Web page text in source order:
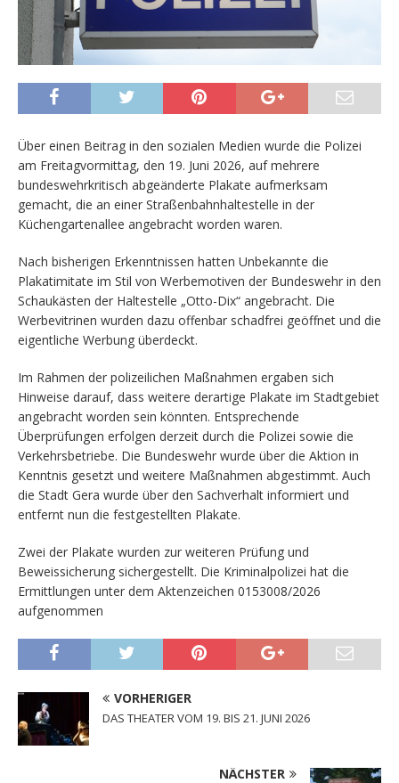
Über einen Beitrag in den sozialen Medien wurde die Polizei
am Freitagvormittag, den 19. Juni 2026, auf mehrere
bundeswehrkritisch abgeänderte Plakate aufmerksam
gemacht, die an einer Straßenbahnhaltestelle in der
Küchengartenallee angebracht worden waren.
Nach bisherigen Erkenntnissen hatten Unbekannte die
Plakatimitate im Stil von Werbemotiven der Bundeswehr in den
Schaukästen der Haltestelle „Otto-Dix“ angebracht. Die
Werbevitrinen wurden dazu offenbar schadfrei geöffnet und die
eigentliche Werbung überdeckt.
Im Rahmen der polizeilichen Maßnahmen ergaben sich
Hinweise darauf, dass weitere derartige Plakate im Stadtgebiet
angebracht worden sein könnten. Entsprechende
Überprüfungen erfolgen derzeit durch die Polizei sowie die
Verkehrsbetriebe. Die Bundeswehr wurde über die Aktion in
Kenntnis gesetzt und weitere Maßnahmen abgestimmt. Auch
die Stadt Gera wurde über den Sachverhalt informiert und
entfernt nun die festgestellten Plakate.
Zwei der Plakate wurden zur weiteren Prüfung und
Beweissicherung sichergestellt. Die Kriminalpolizei hat die
Ermittlungen unter dem Aktenzeichen 0153008/2026
aufgenommen
VORHERIGER
DAS THEATER VOM 19. BIS 21. JUNI 2026
NÄCHSTER